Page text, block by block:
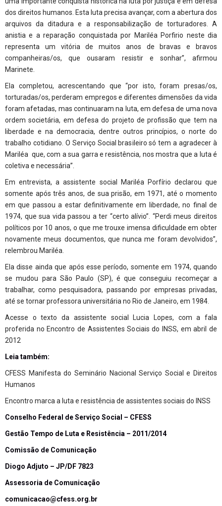
dos direitos humanos. Esta luta precisa avançar, com a abertura dos
arquivos da ditadura e a responsabilização de torturadores. A
anistia e a reparação conquistada por Mariléa Porfirio neste dia
representa um vitória de muitos anos de bravas e bravos
companheiras/os, que ousaram resistir e sonhar”, afirmou
Marinete.
Ela completou, acrescentando que “por isto, foram presas/os,
torturadas/os, perderam empregos e diferentes dimensões da vida
foram afetadas, mas continuaram na luta, em defesa de uma nova
ordem societária, em defesa do projeto de profissão que tem na
liberdade e na democracia, dentre outros princípios, o norte do
trabalho cotidiano. O Serviço Social brasileiro só tem a agradecer à
Mariléa que, com a sua garra e resistência, nos mostra que a luta é
coletiva e necessária”.
Em entrevista, a assistente social Mariléa Porfírio declarou que
somente após três anos, de sua prisão, em 1971, até o momento
em que passou a estar definitivamente em liberdade, no final de
1974, que sua vida passou a ter “certo alívio”. “Perdi meus direitos
políticos por 10 anos, o que me trouxe imensa dificuldade em obter
novamente meus documentos, que nunca me foram devolvidos”,
relembrou Mariléa.
Ela disse ainda que após esse período, somente em 1974, quando
se mudou para São Paulo (SP), é que conseguiu recomeçar a
trabalhar, como pesquisadora, passando por empresas privadas,
até se tornar professora universitária no Rio de Janeiro, em 1984.
Acesse o texto da assistente social Lucia Lopes, com a fala
proferida no Encontro de Assistentes Sociais do INSS, em abril de
2012
Leia também:
CFESS Manifesta do Seminário Nacional Serviço Social e Direitos
Humanos
Encontro marca a luta e resistência de assistentes sociais do INSS
Conselho Federal de Serviço Social – CFESS
Gestão Tempo de Luta e Resistência – 2011/2014
Comissão de Comunicação
Diogo Adjuto – JP/DF 7823
Assessoria de Comunicação
comunicacao@cfess.org.br